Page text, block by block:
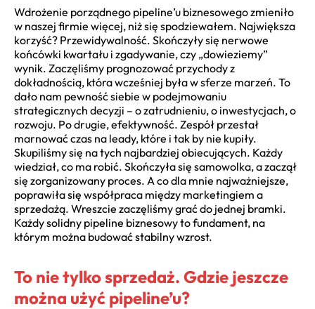
Wdrożenie porządnego pipeline’u biznesowego zmieniło
w naszej firmie więcej, niż się spodziewałem. Największa
korzyść? Przewidywalność. Skończyły się nerwowe
końcówki kwartału i zgadywanie, czy „dowieziemy”
wynik. Zaczęliśmy prognozować przychody z
dokładnością, która wcześniej była w sferze marzeń. To
dało nam pewność siebie w podejmowaniu
strategicznych decyzji – o zatrudnieniu, o inwestycjach, o
rozwoju. Po drugie, efektywność. Zespół przestał
marnować czas na leady, które i tak by nie kupiły.
Skupiliśmy się na tych najbardziej obiecujących. Każdy
wiedział, co ma robić. Skończyła się samowolka, a zaczął
się zorganizowany proces. A co dla mnie najważniejsze,
poprawiła się współpraca między marketingiem a
sprzedażą. Wreszcie zaczęliśmy grać do jednej bramki.
Każdy solidny pipeline biznesowy to fundament, na
którym można budować stabilny wzrost.
To nie tylko sprzedaż. Gdzie jeszcze
można użyć pipeline’u?